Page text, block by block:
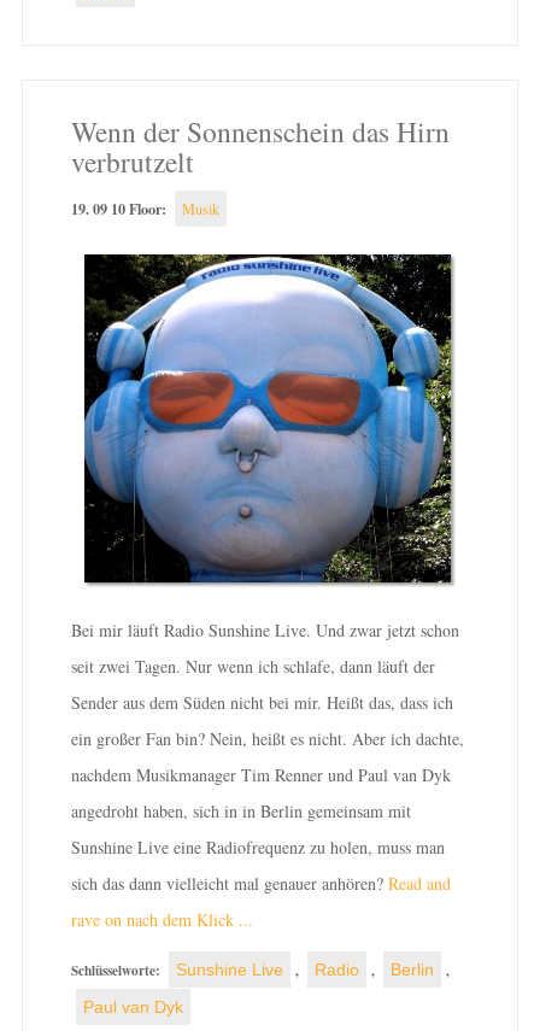
Wenn der Sonnenschein das Hirn
verbrutzelt
19. 09 10 Floor: Musik
Bei mir läuft Radio Sunshine Live. Und zwar jetzt schon
seit zwei Tagen. Nur wenn ich schlafe, dann läuft der
Sender aus dem Süden nicht bei mir. Heißt das, dass ich
ein großer Fan bin? Nein, heißt es nicht. Aber ich dachte,
nachdem Musikmanager Tim Renner und Paul van Dyk
angedroht haben, sich in in Berlin gemeinsam mit
Sunshine Live eine Radiofrequenz zu holen, muss man
sich das dann vielleicht mal genauer anhören? Read and
rave on nach dem Klick ...
Schlüsselworte: Sunshine Live , Radio , Berlin ,
Paul van Dyk